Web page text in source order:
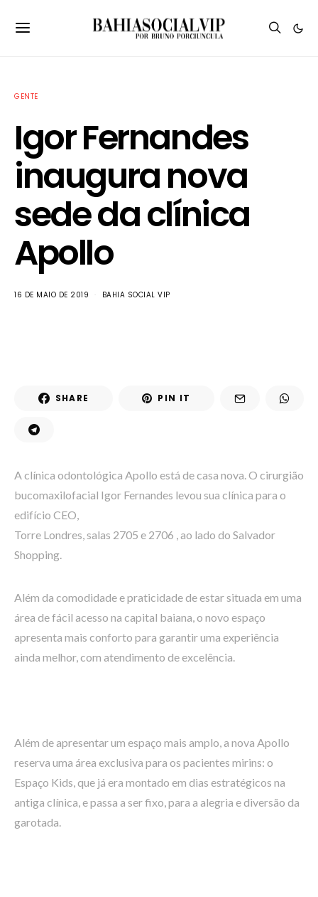
GENTE
Igor Fernandes
inaugura nova
sede da clínica
Apollo
16 DE MAIO DE 2019 BAHIA SOCIAL VIP
SHARE PIN IT
A clínica odontológica Apollo está de casa nova. O cirurgião
bucomaxilofacial Igor Fernandes levou sua clínica para o
edifício CEO,
Torre Londres, salas 2705 e 2706 , ao lado do Salvador
Shopping.
Além da comodidade e praticidade de estar situada em uma
área de fácil acesso na capital baiana, o novo espaço
apresenta mais conforto para garantir uma experiência
ainda melhor, com atendimento de excelência.
Além de apresentar um espaço mais amplo, a nova Apollo
reserva uma área exclusiva para os pacientes mirins: o
Espaço Kids, que já era montado em dias estratégicos na
antiga clínica, e passa a ser fixo, para a alegria e diversão da
garotada.